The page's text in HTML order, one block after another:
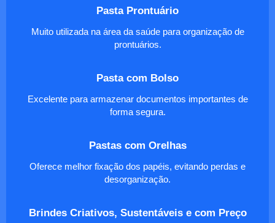
Pasta Prontuário
Muito utilizada na área da saúde para organização de
prontuários.
Pasta com Bolso
Excelente para armazenar documentos importantes de
forma segura.
Pastas com Orelhas
Oferece melhor fixação dos papéis, evitando perdas e
desorganização.
Brindes Criativos, Sustentáveis e com Preço